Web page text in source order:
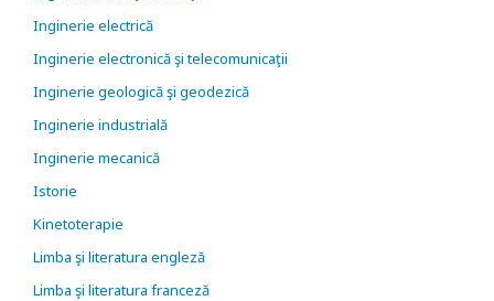
Inginerie electrică
Inginerie electronică şi telecomunicaţii
Inginerie geologică şi geodezică
Inginerie industrială
Inginerie mecanică
Istorie
Kinetoterapie
Limba şi literatura engleză
Limba şi literatura franceză